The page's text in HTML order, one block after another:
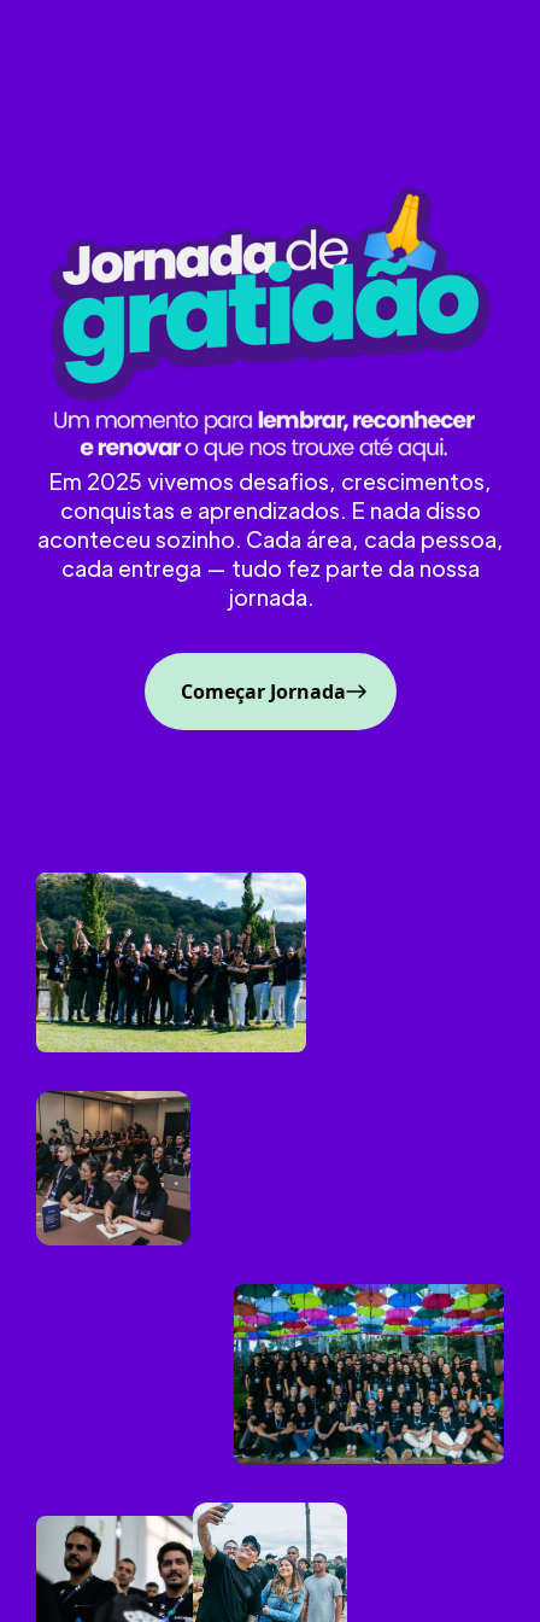
Em 2025 vivemos desafios, crescimentos,
conquistas e aprendizados. E nada disso
aconteceu sozinho. Cada área, cada pessoa,
cada entrega — tudo fez parte da nossa
jornada.
Começar Jornada